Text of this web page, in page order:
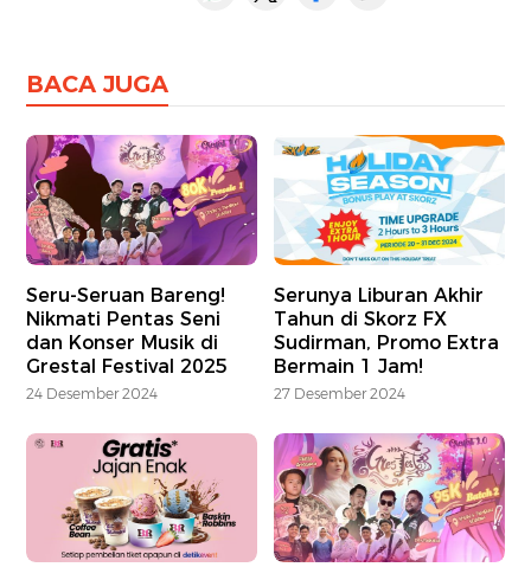
BACA JUGA
Seru-Seruan Bareng!
Nikmati Pentas Seni
dan Konser Musik di
Grestal Festival 2025
24 Desember 2024
Serunya Liburan Akhir
Tahun di Skorz FX
Sudirman, Promo Extra
Bermain 1 Jam!
27 Desember 2024